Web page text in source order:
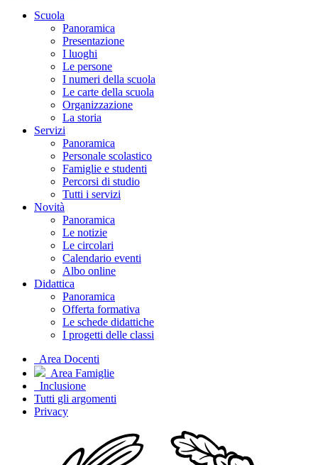
Scuola
Panoramica
Presentazione
I luoghi
Le persone
I numeri della scuola
Le carte della scuola
Organizzazione
La storia
Servizi
Panoramica
Personale scolastico
Famiglie e studenti
Percorsi di studio
Tutti i servizi
Novità
Panoramica
Le notizie
Le circolari
Calendario eventi
Albo online
Didattica
Panoramica
Offerta formativa
Le schede didattiche
I progetti delle classi
Area Docenti
Area Famiglie
Inclusione
Tutti gli argomenti
Privacy